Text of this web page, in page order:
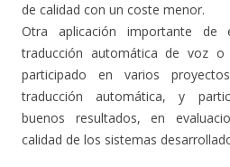
de calidad con un coste menor.
Otra aplicación importante de
traducción automática de voz
participado en varios
traducción automática, y
buenos resultados, en
calidad de los sistemas